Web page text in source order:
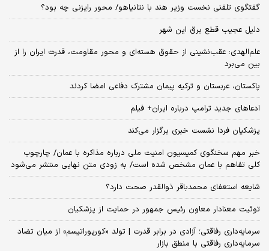
گفتگوی تلفنی نخست وزیر هند با نتانیاهو/ محور رایزنی چه بود؟
دلیل عجیب قطع برق این شهر
علم‌الهدی: عقب‌نشینی از حقوق هسته‌ای و محور مقاومت، قدرت ایران را از
بین می‌برد
پاکستان، عربستان و ترکیه پیمان مشترک دفاعی امضا کردند
ادعاهای جدید ترامپ درباره ایران+ فیلم
پزشکیان فردا نشست خبری برگزار می‌کند
خبر مهم سخنگوی کمیسیون امنیت ملی درباره مذاکره با عمان/ چارچوب
کلی تفاهم با عمان مشخص شده است/ به زودی متن نهایی منتشر می‌شود
شایعه استعفای محمدباقر ذوالقدر صحت دارد؟
توئیت معنادار معاون رئیس جمهور در حمایت از پزشکیان
سرمایه‌داری رفاقتی؛ آزادی در برابر قدرت | تولد «کورپوراتیسم» از میان تضاد
سرمایه‌داری رفاقتی با منطق بازار